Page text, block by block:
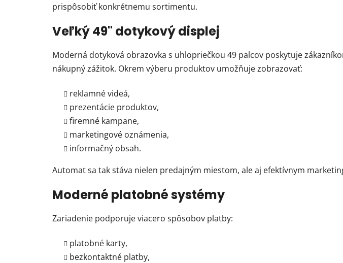
prispôsobiť konkrétnemu sortimentu.
Veľký 49" dotykový displej
Moderná dotyková obrazovka s uhlopriečkou 49 palcov poskytuje
nákupný zážitok. Okrem výberu produktov umožňuje zobrazovať:
reklamné videá,
prezentácie produktov,
firemné kampane,
marketingové oznámenia,
informačný obsah.
Automat sa tak stáva nielen predajným miestom, ale aj efektívnym
Moderné platobné systémy
Zariadenie podporuje viacero spôsobov platby:
platobné karty,
bezkontaktné platby,